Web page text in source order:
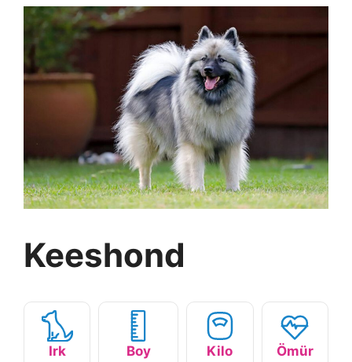
Keeshond
Irk
Boy Kilo Ömür